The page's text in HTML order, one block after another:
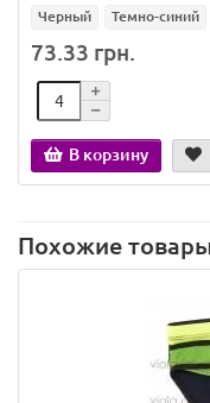
Черный Темно-синий
73.33 грн.
В корзину
Похожие